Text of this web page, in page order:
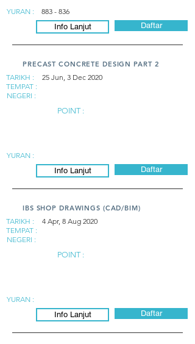
YURAN :
883 - 836
Info Lanjut
Daftar
PRECAST CONCRETE DESIGN PART 2
TARIKH :
25 Jun, 3 Dec 2020
TEMPAT :
NEGERI :
POINT :
YURAN :
Info Lanjut
Daftar
IBS SHOP DRAWINGS (CAD/BIM)
TARIKH :
4 Apr, 8 Aug 2020
TEMPAT :
NEGERI :
POINT :
YURAN :
Info Lanjut
Daftar